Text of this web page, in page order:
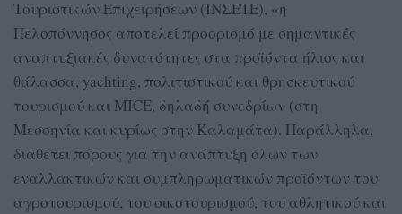
Τουριστικών Επιχειρήσεων (ΙΝΣΕΤΕ), «η
Πελοπόννησος αποτελεί προορισμό με σημαντικές
αναπτυξιακές δυνατότητες στα προϊόντα ήλιος και
θάλασσα, yachting, πολιτιστικού και θρησκευτικού
τουρισμού και MICE, δηλαδή συνεδρίων (στη
Μεσσηνία και κυρίως στην Καλαμάτα). Παράλληλα,
διαθέτει πόρους για την ανάπτυξη όλων των
εναλλακτικών και συμπληρωματικών προϊόντων του
αγροτουρισμού, του οικοτουρισμού, του αθλητικού και